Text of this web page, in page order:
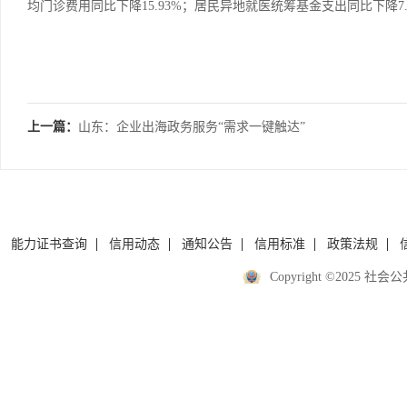
均门诊费用同比下降15.93%；居民异地就医统筹基金支出同比下降
上一篇： 山东：企业出海政务服务“需求一键触达”
能力证书查询 信用动态 通知公告 信用标准 政策法规
Copyright ©2025 社会